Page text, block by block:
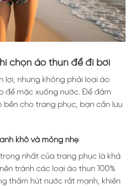
chọn áo thun để đi bơi
lợi, nhưng không phải loại áo
để mặc xuống nước. Để đảm
bền cho trang phục, bạn cần lưu
khô và mỏng nhẹ
nhất của trang phục là khả
tránh các loại áo thun 100%
thấm hút nước rất mạnh, khiến